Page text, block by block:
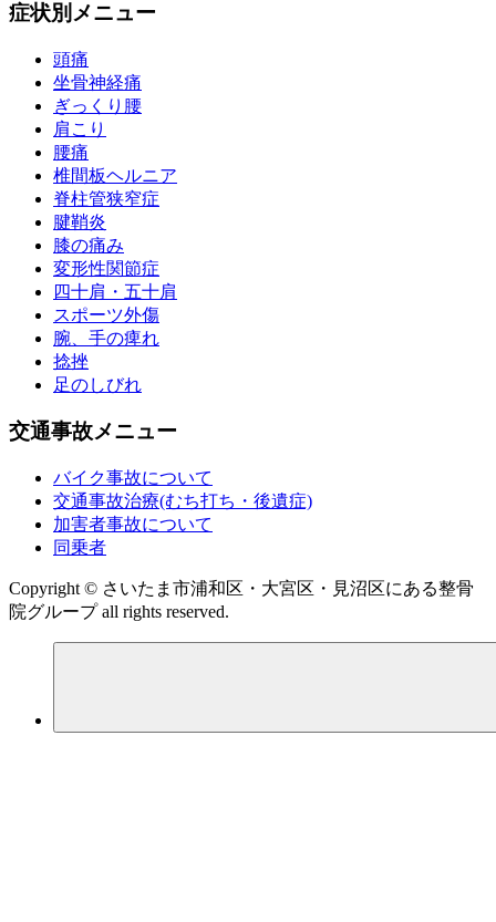
症状別メニュー
頭痛
坐骨神経痛
ぎっくり腰
肩こり
腰痛
椎間板ヘルニア
脊柱管狭窄症
腱鞘炎
膝の痛み
変形性関節症
四十肩・五十肩
スポーツ外傷
腕、手の痺れ
捻挫
足のしびれ
交通事故メニュー
バイク事故について
交通事故治療(むち打ち・後遺症)
加害者事故について
同乗者
Copyright © さいたま市浦和区・大宮区・見沼区にある整骨
院グループ all rights reserved.